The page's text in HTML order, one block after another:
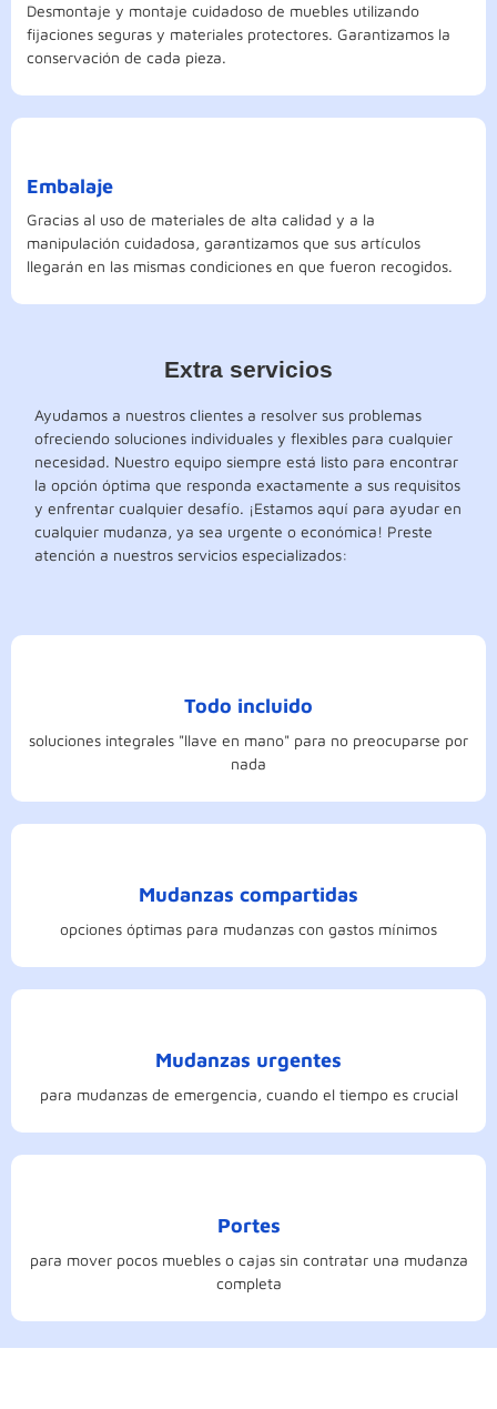
Desmontaje y montaje cuidadoso de muebles utilizando
fijaciones seguras y materiales protectores. Garantizamos la
conservación de cada pieza.
Embalaje
Gracias al uso de materiales de alta calidad y a la
manipulación cuidadosa, garantizamos que sus artículos
llegarán en las mismas condiciones en que fueron recogidos.
Extra servicios
Ayudamos a nuestros clientes a resolver sus problemas
ofreciendo soluciones individuales y flexibles para cualquier
necesidad. Nuestro equipo siempre está listo para encontrar
la opción óptima que responda exactamente a sus requisitos
y enfrentar cualquier desafío. ¡Estamos aquí para ayudar en
cualquier mudanza, ya sea urgente o económica! Preste
atención a nuestros servicios especializados:
Todo incluido
soluciones integrales "llave en mano" para no preocuparse por
nada
Mudanzas compartidas
opciones óptimas para mudanzas con gastos mínimos
Mudanzas urgentes
para mudanzas de emergencia, cuando el tiempo es crucial
Portes
para mover pocos muebles o cajas sin contratar una mudanza
completa